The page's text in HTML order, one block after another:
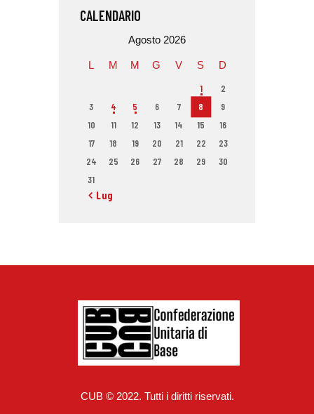
CALENDARIO
Agosto 2026
L M M G V S D
1
2
3
4 5 6 7 8
9
10
11 12 13 14 15
16
17
18 19 20 21 22
23
24
25 26 27 28 29
30
31
« Lug
CUB © 2022. Tutti i diritti riservati.